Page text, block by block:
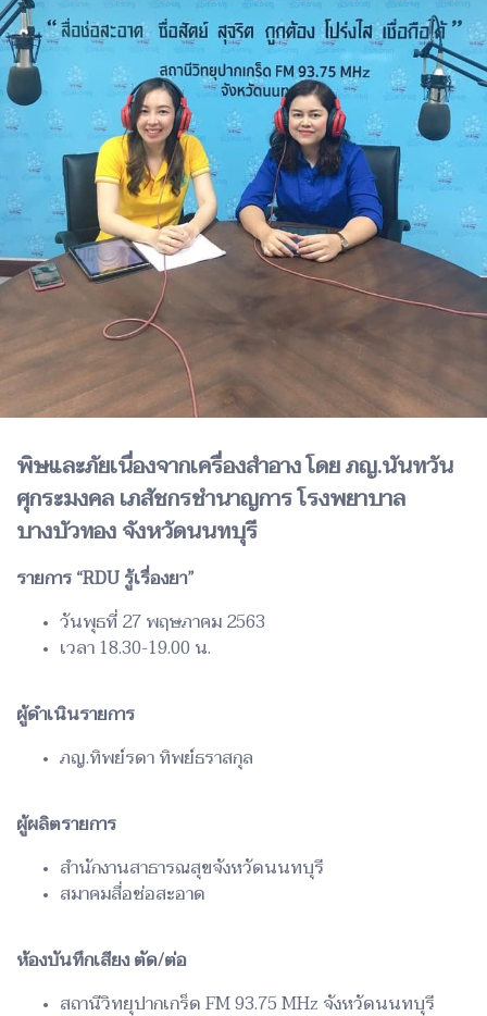
พิษและภัยเนื่องจากเครื่องสำอาง โดย ภญ.นันทวัน
ศุกระมงคล เภสัชกรชำนาญการ โรงพยาบาล
บางบัวทอง จังหวัดนนทบุรี
รายการ “RDU รู้เรื่องยา”
วันพุธที่ 27 พฤษภาคม 2563
เวลา 18.30-19.00 น.
ผู้ดำเนินรายการ
ภญ.ทิพย์รดา ทิพย์ธราสกุล
ผู้ผลิตรายการ
สำนักงานสาธารณสุขจังหวัดนนทบุรี
สมาคมสื่อช่อสะอาด
ห้องบันทึกเสียง ตัด/ต่อ
สถานีวิทยุปากเกร็ด FM 93.75 MHz จังหวัดนนทบุรี